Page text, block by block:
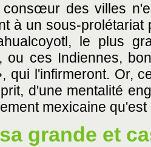
des villes
à un sous-
le plus
ou ces Indiennes,
qui l'infirmeront. Or,
d'une mentalité
mexicaine
grande et